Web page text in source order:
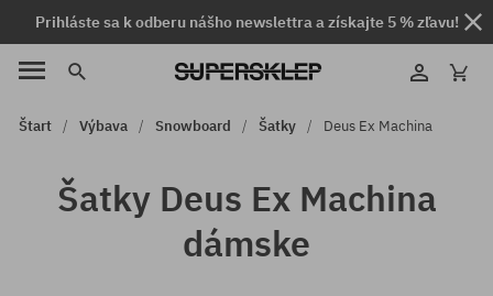
Prihláste sa k odberu nášho newslettra a získajte 5 % zľavu!
Štart Výbava Snowboard Šatky Deus Ex Machina
Šatky Deus Ex Machina
dámske